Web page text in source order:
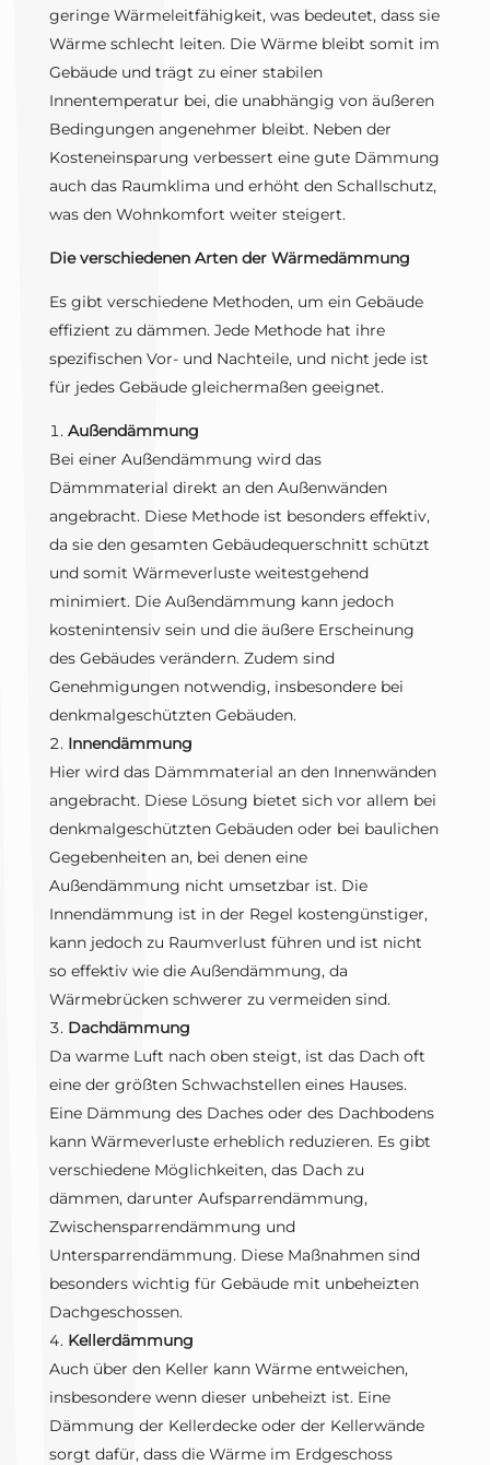
geringe Wärmeleitfähigkeit, was bedeutet, dass sie
Wärme schlecht leiten. Die Wärme bleibt somit im
Gebäude und trägt zu einer stabilen
Innentemperatur bei, die unabhängig von äußeren
Bedingungen angenehmer bleibt. Neben der
Kosteneinsparung verbessert eine gute Dämmung
auch das Raumklima und erhöht den Schallschutz,
was den Wohnkomfort weiter steigert.
Die verschiedenen Arten der Wärmedämmung
Es gibt verschiedene Methoden, um ein Gebäude
effizient zu dämmen. Jede Methode hat ihre
spezifischen Vor- und Nachteile, und nicht jede ist
für jedes Gebäude gleichermaßen geeignet.
Außendämmung
Bei einer Außendämmung wird das
Dämmmaterial direkt an den Außenwänden
angebracht. Diese Methode ist besonders effektiv,
da sie den gesamten Gebäudequerschnitt schützt
und somit Wärmeverluste weitestgehend
minimiert. Die Außendämmung kann jedoch
kostenintensiv sein und die äußere Erscheinung
des Gebäudes verändern. Zudem sind
Genehmigungen notwendig, insbesondere bei
denkmalgeschützten Gebäuden.
Innendämmung
Hier wird das Dämmmaterial an den Innenwänden
angebracht. Diese Lösung bietet sich vor allem bei
denkmalgeschützten Gebäuden oder bei baulichen
Gegebenheiten an, bei denen eine
Außendämmung nicht umsetzbar ist. Die
Innendämmung ist in der Regel kostengünstiger,
kann jedoch zu Raumverlust führen und ist nicht
so effektiv wie die Außendämmung, da
Wärmebrücken schwerer zu vermeiden sind.
Dachdämmung
Da warme Luft nach oben steigt, ist das Dach oft
eine der größten Schwachstellen eines Hauses.
Eine Dämmung des Daches oder des Dachbodens
kann Wärmeverluste erheblich reduzieren. Es gibt
verschiedene Möglichkeiten, das Dach zu
dämmen, darunter Aufsparrendämmung,
Zwischensparrendämmung und
Untersparrendämmung. Diese Maßnahmen sind
besonders wichtig für Gebäude mit unbeheizten
Dachgeschossen.
Kellerdämmung
Auch über den Keller kann Wärme entweichen,
insbesondere wenn dieser unbeheizt ist. Eine
Dämmung der Kellerdecke oder der Kellerwände
sorgt dafür, dass die Wärme im Erdgeschoss